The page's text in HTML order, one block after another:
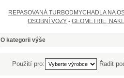
REPASOVANÁ TURBODMYCHADLA NA
OSOBNÍ VOZY - GEOMETRIE,
O kategorii výše
Použití pro: Řadit